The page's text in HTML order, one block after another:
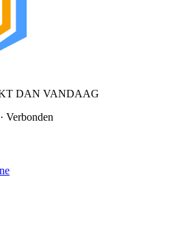
DAN VANDAAG
Verbonden